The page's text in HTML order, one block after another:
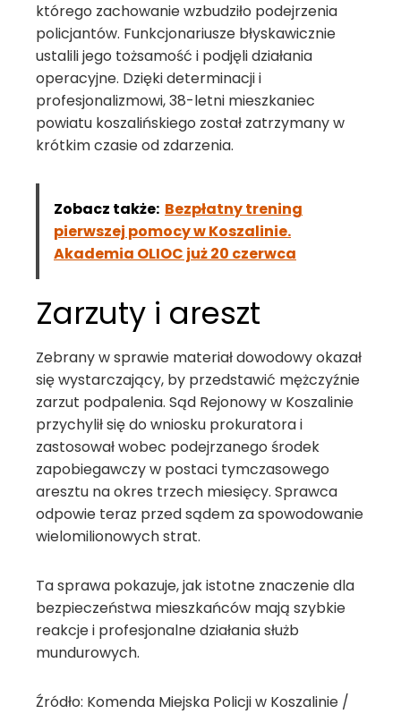
którego zachowanie wzbudziło podejrzenia
policjantów. Funkcjonariusze błyskawicznie
ustalili jego tożsamość i podjęli działania
operacyjne. Dzięki determinacji i
profesjonalizmowi, 38-letni mieszkaniec
powiatu koszalińskiego został zatrzymany w
krótkim czasie od zdarzenia.
Zobacz także: Bezpłatny trening
pierwszej pomocy w Koszalinie.
Akademia OLIOC już 20 czerwca
Zarzuty i areszt
Zebrany w sprawie materiał dowodowy okazał
się wystarczający, by przedstawić mężczyźnie
zarzut podpalenia. Sąd Rejonowy w Koszalinie
przychylił się do wniosku prokuratora i
zastosował wobec podejrzanego środek
zapobiegawczy w postaci tymczasowego
aresztu na okres trzech miesięcy. Sprawca
odpowie teraz przed sądem za spowodowanie
wielomilionowych strat.
Ta sprawa pokazuje, jak istotne znaczenie dla
bezpieczeństwa mieszkańców mają szybkie
reakcje i profesjonalne działania służb
mundurowych.
Źródło: Komenda Miejska Policji w Koszalinie /